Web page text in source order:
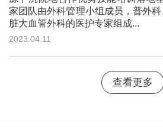
家团队由外科管理小组成员，普外
脏大血管外科的医护专家组成...
2023.04.11
查看更多